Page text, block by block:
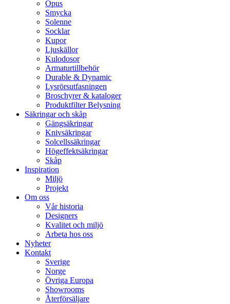
Opus
Smycka
Solenne
Socklar
Kupor
Ljuskällor
Kulodosor
Armaturtillbehör
Durable & Dynamic
Lysrörsutfasningen
Broschyrer & kataloger
Produktfilter Belysning
Säkringar och skåp
Gängsäkringar
Knivsäkringar
Solcellssäkringar
Högeffektsäkringar
Skåp
Inspiration
Miljö
Projekt
Om oss
Vår historia
Designers
Kvalitet och miljö
Arbeta hos oss
Nyheter
Kontakt
Sverige
Norge
Övriga Europa
Showrooms
Återförsäljare